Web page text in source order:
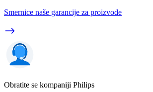
Smernice naše garancije za proizvode
Obratite se kompaniji Philips